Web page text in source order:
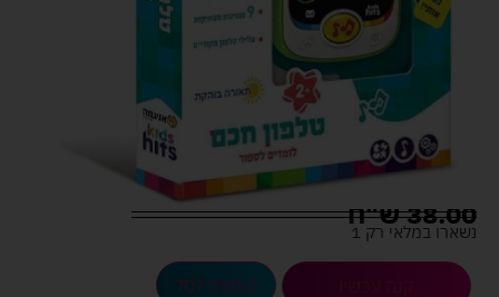
38.00ש"ח
נשארו במלאי רק 1
הוספה לסל